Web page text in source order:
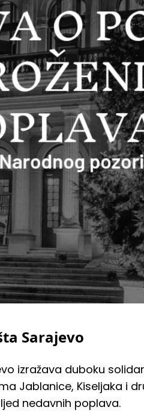
Sarajevo
izražava duboku
Jablanice, Kiseljaka i
nedavnih poplava.